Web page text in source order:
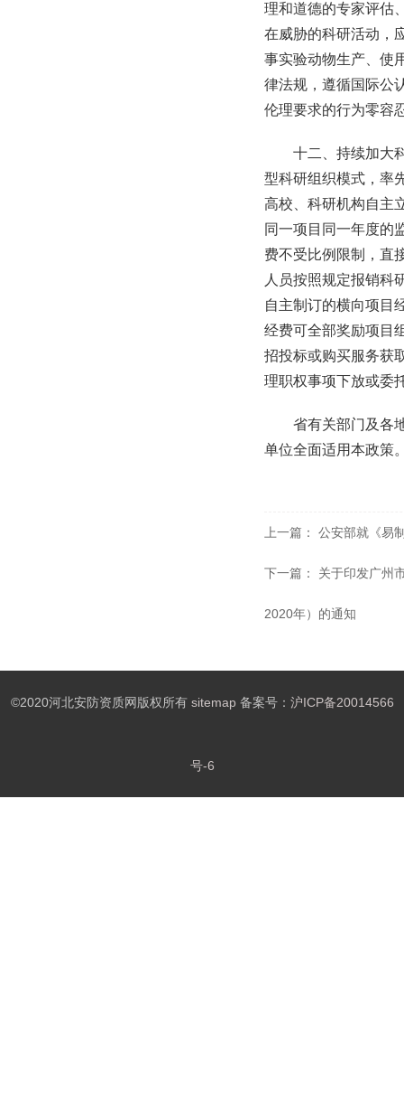
理和道德的专家评估
在威胁的科研活动，
事实验动物生产、使
律法规，遵循国际公
伦理要求的行为零容
十二、持续加大
型科研组织模式，率
高校、科研机构自主
同一项目同一年度的
费不受比例限制，直
人员按照规定报销科
自主制订的横向项目
经费可全部奖励项目
招投标或购买服务获
理职权事项下放或委
省有关部门及各
单位全面适用本政策
上一篇： 公安部就《易
下一篇： 关于印发广州
2020年）的通知
©2020河北安防资质网版权所有 sitemap备案号： 沪ICP备20014566
号-6